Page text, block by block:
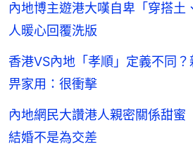
內地博主遊港大嘆自卑「穿搭土
人暖心回覆洗版
香港VS內地「孝順」定義不同
畀家用：很衝擊
內地網民大讚港人親密關係甜
結婚不是為交差